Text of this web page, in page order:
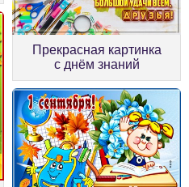
Прекрасная картинка
с днём знаний